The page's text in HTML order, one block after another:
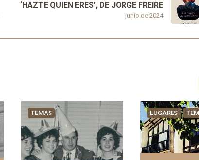
junio de 2024
‘HAZTE QUIEN ERES’, DE JORGE FREIRE
TEMAS LUGARES